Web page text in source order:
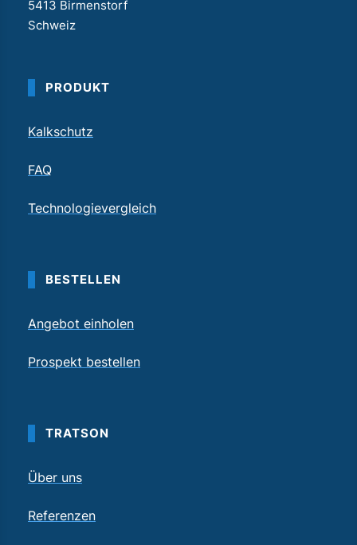
5413 Birmenstorf
Schweiz
PRODUKT
Kalkschutz
FAQ
Technologievergleich
BESTELLEN
Angebot einholen
Prospekt bestellen
TRATSON
Über uns
Referenzen